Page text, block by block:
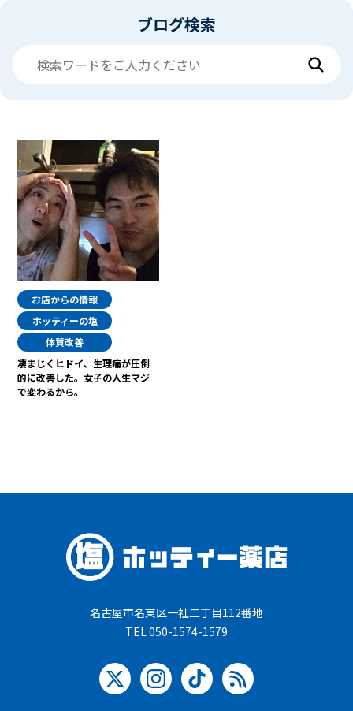
ブログ検索
お店からの情報
ホッティーの塩
体質改善
凄まじくヒドイ、生理痛が圧倒
的に改善した。女子の人生マジ
で変わるから。
名古屋市名東区一社二丁目112番地
TEL 050-1574-1579